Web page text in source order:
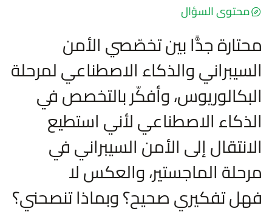
محتوى السؤال
محتارة جدًّا بين تخصّصي الأمن
السيبراني والذكاء الاصطناعي لمرحلة
البكالوريوس، وأفكّر بالتخصص في
الذكاء الاصطناعي لأني استطيع
الانتقال إلى الأمن السيبراني في
مرحلة الماجستير، والعكس لا
فهل تفكيري صحيح؟ وبماذا تنصحني؟